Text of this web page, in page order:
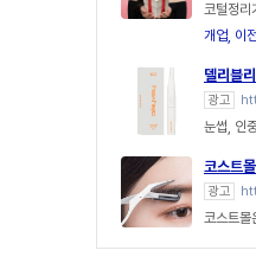
코털정리
개업, 이전
델리블
광고
눈썹, 인
코스트
광고
코스트